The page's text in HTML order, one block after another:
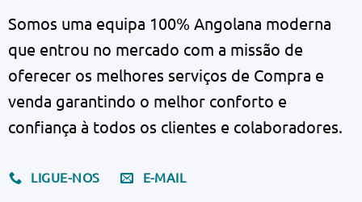
Somos uma equipa 100% Angolana moderna
que entrou no mercado com a missão de
oferecer os melhores serviços de Compra e
venda garantindo o melhor conforto e
confiança à todos os clientes e colaboradores.
LIGUE-NOS E-MAIL